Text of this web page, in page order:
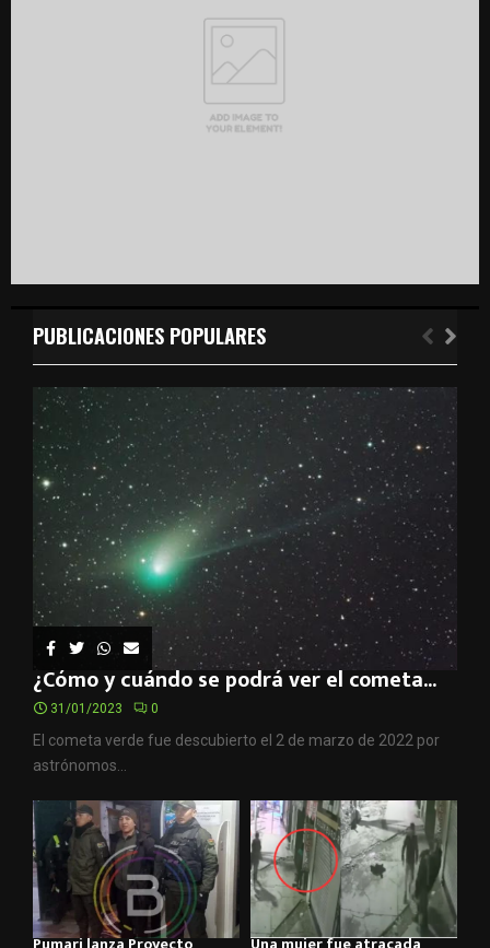
PUBLICACIONES POPULARES
¿Cómo y cuándo se podrá ver el cometa...
31/01/2023 0
El cometa verde fue descubierto el 2 de marzo de 2022 por
astrónomos...